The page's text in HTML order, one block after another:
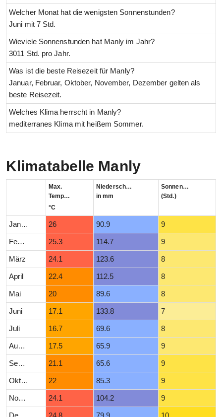
Welcher Monat hat die wenigsten Sonnenstunden?
Juni mit 7 Std.
Wieviele Sonnenstunden hat Manly im Jahr?
3011 Std. pro Jahr.
Was ist die beste Reisezeit für Manly?
Januar, Februar, Oktober, November, Dezember gelten als
beste Reisezeit.
Welches Klima herrscht in Manly?
mediterranes Klima mit heißem Sommer.
Klimatabelle Manly
Max.
Temperatur
°C
Niederschlag
in mm
Sonnenstunden
(Std.)
Januar 26 90.9 9
Februar 25.3 114.7 9
März 24.1 123.6 8
April 22.4 112.5 8
Mai 20 89.6 8
Juni 17.1 133.8 7
Juli 16.7 69.6 8
August 17.5 65.9 9
September 21.1 65.6 9
Oktober 22 85.3 9
November 24.1 104.2 9
24.8 79.9 10